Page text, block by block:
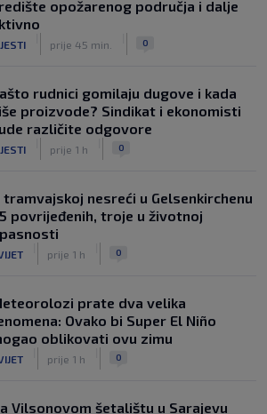
opožarenog područja i dalje
prije 45 min. 0
rudnici gomilaju dugove i kada
proizvode? Sindikat i ekonomisti
različite odgovore
prije 1 h 0
tramvajskoj nesreći u Gelsenkirchenu
povrijeđenih, troje u životnoj
prije 1 h 0
prate dva velika
Ovako bi Super El Niño
oblikovati ovu zimu
prije 1 h 0
Vilsonovom šetalištu u Sarajevu